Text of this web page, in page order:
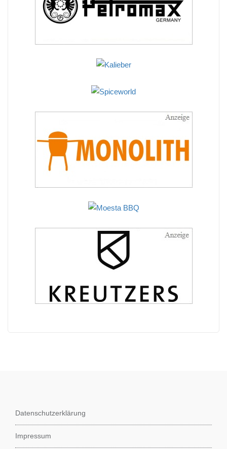
Datenschutzerklärung
Impressum